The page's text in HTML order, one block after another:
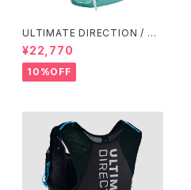
ULTIMATE DIRECTION / ア
ルティメット ディレクション Fas
tpackher 20 Women'S / Em
erald 2.0
¥22,770
10%OFF